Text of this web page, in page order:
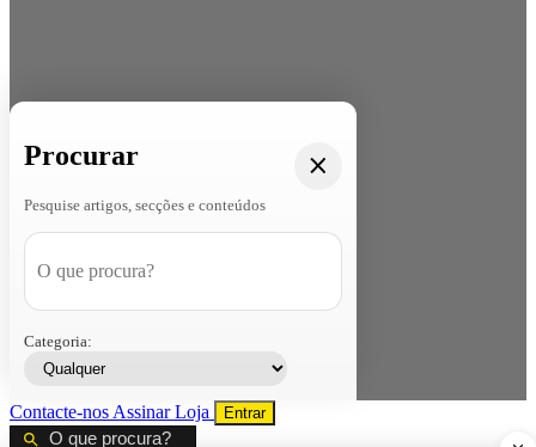
Procurar
Pesquise artigos, secções e conteúdos
Categoria:
Contacte-nos AssinarLoja Entrar